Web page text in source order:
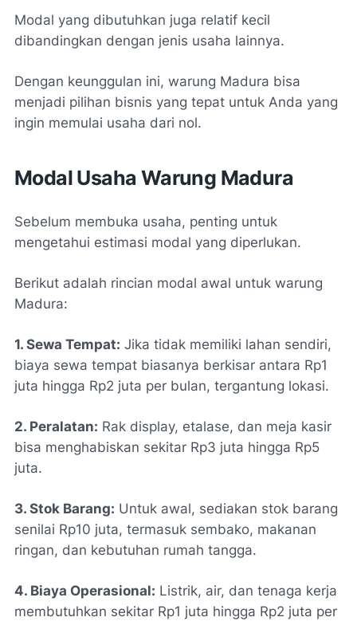
Modal yang dibutuhkan juga relatif kecil
dibandingkan dengan jenis usaha lainnya.
Dengan keunggulan ini, warung Madura bisa
menjadi pilihan bisnis yang tepat untuk Anda yang
ingin memulai usaha dari nol.
Modal Usaha Warung Madura
Sebelum membuka usaha, penting untuk
mengetahui estimasi modal yang diperlukan.
Berikut adalah rincian modal awal untuk warung
Madura:
1. Sewa Tempat: Jika tidak memiliki lahan sendiri,
biaya sewa tempat biasanya berkisar antara Rp1
juta hingga Rp2 juta per bulan, tergantung lokasi.
2. Peralatan: Rak display, etalase, dan meja kasir
bisa menghabiskan sekitar Rp3 juta hingga Rp5
juta.
3. Stok Barang: Untuk awal, sediakan stok barang
senilai Rp10 juta, termasuk sembako, makanan
ringan, dan kebutuhan rumah tangga.
4. Biaya Operasional: Listrik, air, dan tenaga kerja
membutuhkan sekitar Rp1 juta hingga Rp2 juta per